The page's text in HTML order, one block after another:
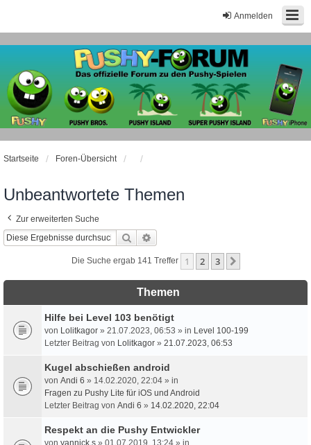
Anmelden
Startseite Foren-Übersicht
Unbeantwortete Themen
Zur erweiterten Suche
Suche
Die Suche ergab 141 Treffer 1 2 3
Themen
Hilfe bei Level 103 benötigt
von Lolitkagor » 21.07.2023, 06:53 » in Level 100-199
Letzter Beitrag von Lolitkagor » 21.07.2023, 06:53
Kugel abschießen android
von Andi 6 » 14.02.2020, 22:04 » in
Fragen zu Pushy Lite für iOS und Android
Letzter Beitrag von Andi 6 » 14.02.2020, 22:04
Respekt an die Pushy Entwickler
von yannick.s » 01.07.2019, 13:24 » in